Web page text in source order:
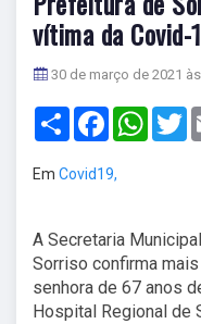
vítima da Covid-
30 de março de 2021
Share Facebook
Em Covid19,
A Secretaria
Sorriso confirma
senhora de 67 anos
Hospital Regional de